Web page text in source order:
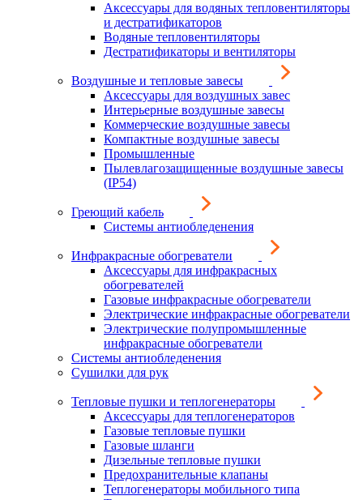
Аксессуары для водяных тепловентиляторы
и дестратификаторов
Водяные тепловентиляторы
Дестратификаторы и вентиляторы
Воздушные и тепловые завесы
Аксессуары для воздушных завес
Интерьерные воздушные завесы
Коммерческие воздушные завесы
Компактные воздушные завесы
Промышленные
Пылевлагозащищенные воздушные завесы
(IP54)
Греющий кабель
Системы антиобледенения
Инфракрасные обогреватели
Аксессуары для инфракрасных
обогревателей
Газовые инфракрасные обогреватели
Электрические инфракрасные обогреватели
Электрические полупромышленные
инфракрасные обогреватели
Системы антиобледенения
Сушилки для рук
Тепловые пушки и теплогенераторы
Аксессуары для теплогенераторов
Газовые тепловые пушки
Газовые шланги
Дизельные тепловые пушки
Предохранительные клапаны
Теплогенераторы мобильного типа